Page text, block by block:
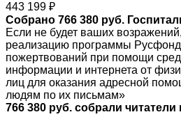
443 199 ₽
Собрано 766 380 руб.
Если не будет ваших
реализацию программы
пожертвований при помощи
информации и интернета от
лиц для оказания адресной
людям по их письмам»
766 380 руб. собрали